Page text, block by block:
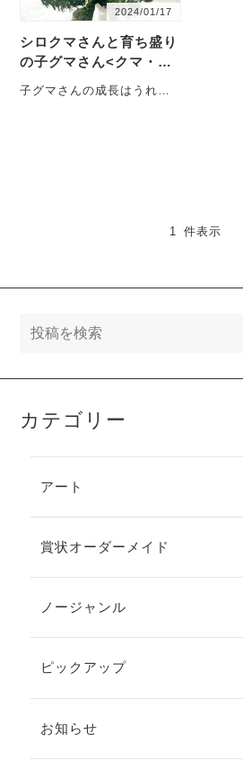
2024/01/17
シロクマさんと育ち盛り
の子グマさん<クマ・置
物>
子グマさんの成長はうれし
1 件表示
カテゴリー
アート
賞状オーダーメイド
ノージャンル
ピックアップ
お知らせ